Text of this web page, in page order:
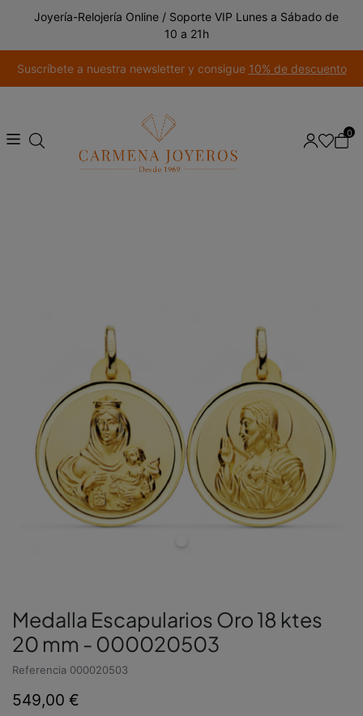
Joyería-Relojería Online / Soporte VIP Lunes a Sábado de
10 a 21h
Suscríbete a nuestra newsletter y consigue 10% de descuento
0
Medalla Escapularios Oro 18 ktes
20 mm - 000020503
Referencia 000020503
549,00 €